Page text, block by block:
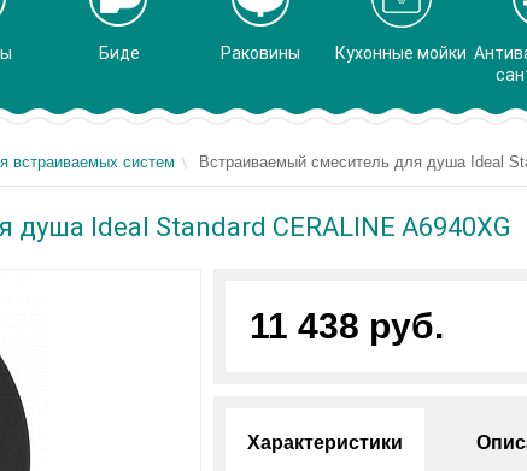
Биде Раковины Кухонные мойки
встраиваемых систем Встраиваемый смеситель для душа Ideal
Ideal Standard CERALINE A6940XG
11 438 руб.
Характеристики